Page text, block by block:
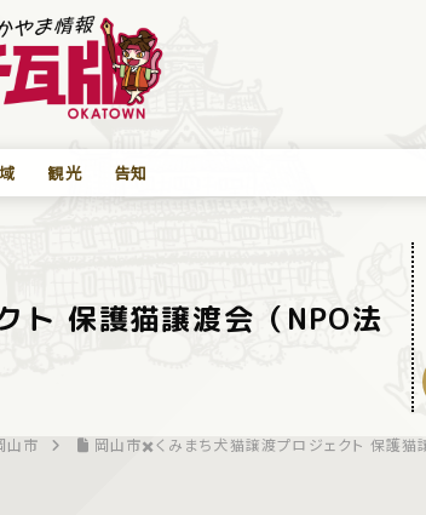
観光 告知
ト 保護猫譲渡会（NPO法
山市 岡山市✖️くみまち犬猫譲渡プロジェクト 保護猫